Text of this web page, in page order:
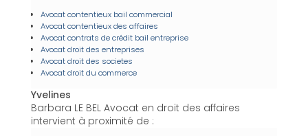
Avocat contentieux bail commercial
Avocat contentieux des affaires
Avocat contrats de crédit bail entreprise
Avocat droit des entreprises
Avocat droit des societes
Avocat droit du commerce
Yvelines
Barbara LE BEL Avocat en droit des affaires
intervient à proximité de :